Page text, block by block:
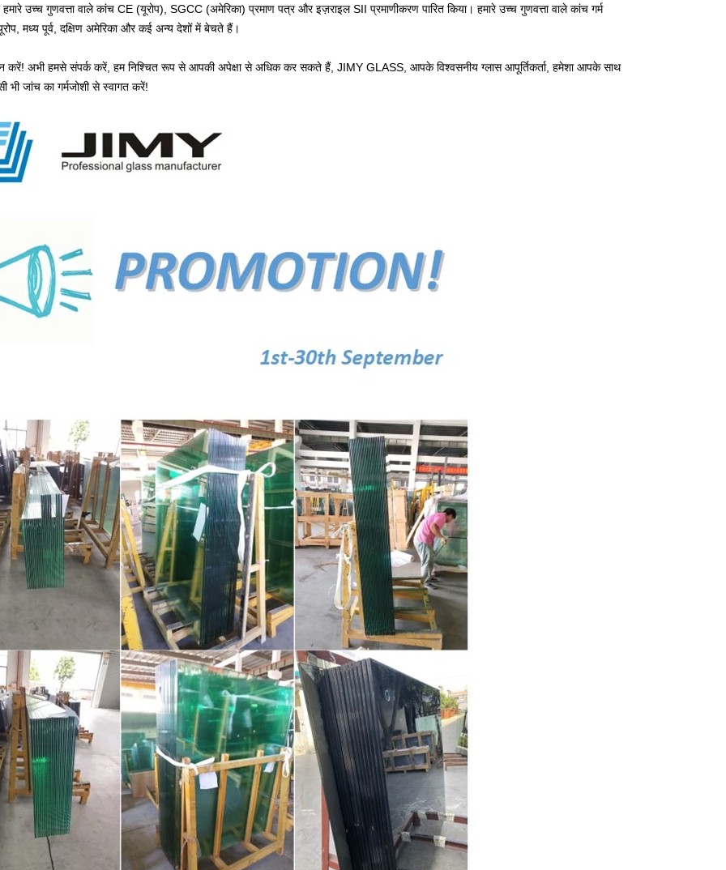
उच्च गुणवत्ता वाले कांच CE (यूरोप), SGCC (अमेरिका) प्रमाण पत्र और इज़राइल SII प्रमाणीकरण पारित किया। हमारे उच्च गुणवत्ता वाले कांच गर्म
मध्य पूर्व, दक्षिण अमेरिका और कई अन्य देशों में बेचते हैं।
करें! अभी हमसे संपर्क करें, हम निश्चित रूप से आपकी अपेक्षा से अधिक कर सकते हैं, JIMY GLASS, आपके विश्वसनीय ग्लास आपूर्तिकर्ता, हमेशा आपके साथ
भी जांच का गर्मजोशी से स्वागत करें!